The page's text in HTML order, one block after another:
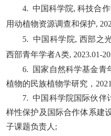
4. 中国科学院, 科技合作
用动植物资源调查和保护,
5. 中国科学院, 西部之
西部青年学者A类, 2023.01-
6.
国家自然科学基金青
植物的民族植物学研究，
7. 中国科学院国际伙伴
样性保护及国际合作体系建
子课题负责人;